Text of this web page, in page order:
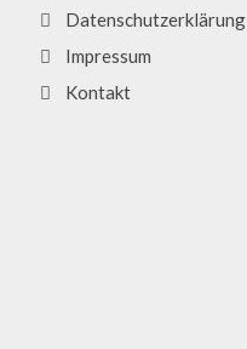
Datenschutzerklärung
Impressum
Kontakt